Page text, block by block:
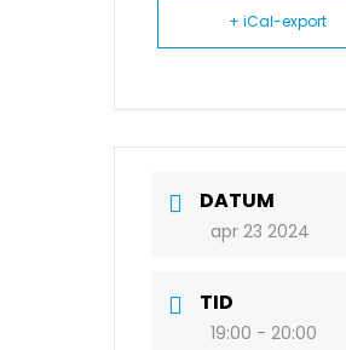
+ iCal-export
DATUM
apr 23 2024
TID
19:00 - 20:00